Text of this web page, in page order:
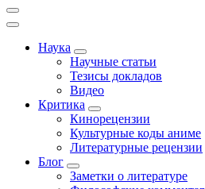
Наука
Научные статьи
Тезисы докладов
Видео
Критика
Кинорецензии
Культурные коды аниме
Литературные рецензии
Блог
Заметки о литературе